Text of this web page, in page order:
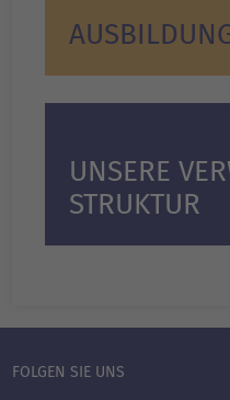
UNSERE
STRUKTUR
FOLGEN SIE UNS